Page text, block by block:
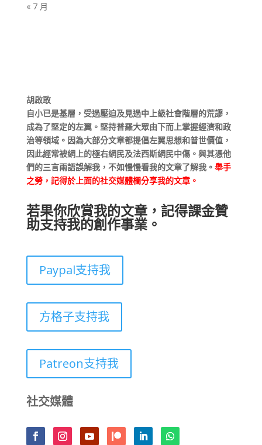
« 7 月
胡啟敢
自小已是基層，受過壓迫及見過中上級社會階層的荒謬，
成為了堅定的左翼。堅持普羅大眾由下而上掌握經濟和政
治等領域。因為大部分文章都提倡左翼思想和普世價值，
因此經常被網上的極右網民及法西斯網民中傷。與其憑他
們的三言兩語誤解我，不如慢慢看我的文章了解我。 舉手
之勞，記得於上面的社交媒體欄分享我的文章。
若果你欣賞我的文章，記得課金贊
助支持我的創作事業。
Paypal支持我
方格子支持我
Patreon支持我
社交媒體